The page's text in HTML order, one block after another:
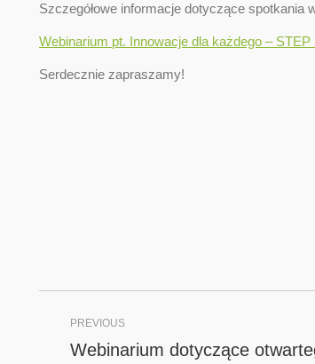
Szczegółowe informacje dotyczące spotkania
Webinarium pt. Innowacje dla każdego –
Serdecznie zapraszamy!
navigation
PREVIOUS
Webinarium dotyczące